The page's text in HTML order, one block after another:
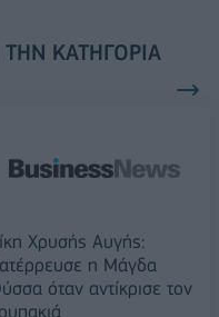
ΚΑΤΗΓΟΡΊΑ
Χρυσής Αυγής:
η Μάγδα
όταν αντίκρισε τον